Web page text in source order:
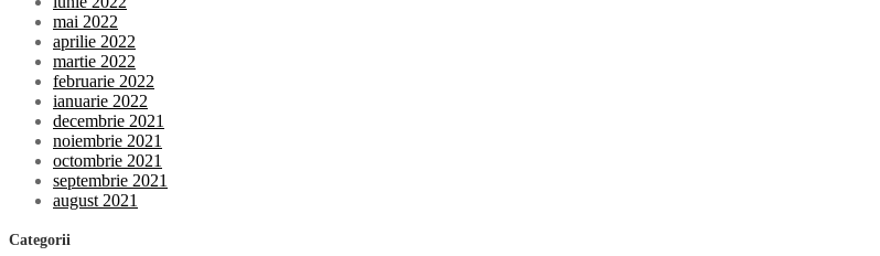
mai 2022
aprilie 2022
martie 2022
februarie 2022
ianuarie 2022
decembrie 2021
noiembrie 2021
octombrie 2021
septembrie 2021
august 2021
Categorii